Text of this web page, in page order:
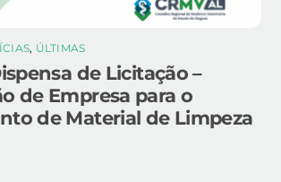
, ÚLTIMAS
de Licitação –
de Empresa para o
de Material de Limpeza